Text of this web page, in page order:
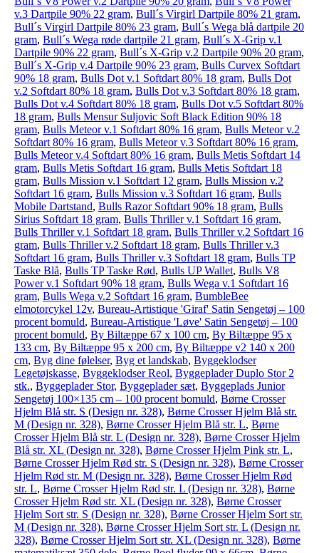
v.3 Dartpile 90% 22 gram, Bull´s Virgirl Dartpile 80% 21 gram,
Bull´s Virgirl Dartpile 80% 23 gram, Bull´s Wega blå dartpile 20
gram, Bull´s Wega røde dartpile 21 gram, Bull´s X-Grip v.1
Dartpile 90% 22 gram, Bull´s X-Grip v.2 Dartpile 90% 20 gram,
Bull´s X-Grip v.4 Dartpile 90% 23 gram, Bulls Curvex Softdart
90% 18 gram, Bulls Dot v.1 Softdart 80% 18 gram, Bulls Dot
v.2 Softdart 80% 18 gram, Bulls Dot v.3 Softdart 80% 18 gram,
Bulls Dot v.4 Softdart 80% 18 gram, Bulls Dot v.5 Softdart 80%
18 gram, Bulls Mensur Suljovic Soft Black Edition 90% 18
gram, Bulls Meteor v.1 Softdart 80% 16 gram, Bulls Meteor v.2
Softdart 80% 16 gram, Bulls Meteor v.3 Softdart 80% 16 gram,
Bulls Meteor v.4 Softdart 80% 16 gram, Bulls Metis Softdart 14
gram, Bulls Metis Softdart 16 gram, Bulls Metis Softdart 18
gram, Bulls Mission v.1 Softdart 12 gram, Bulls Mission v.2
Softdart 16 gram, Bulls Mission v.3 Softdart 16 gram, Bulls
Mobile Dartstand, Bulls Razor Softdart 90% 18 gram, Bulls
Sirius Softdart 18 gram, Bulls Thriller v.1 Softdart 16 gram,
Bulls Thriller v.1 Softdart 18 gram, Bulls Thriller v.2 Softdart 16
gram, Bulls Thriller v.2 Softdart 18 gram, Bulls Thriller v.3
Softdart 16 gram, Bulls Thriller v.3 Softdart 18 gram, Bulls TP
Taske Blå, Bulls TP Taske Rød, Bulls UP Wallet, Bulls V8
Power v.1 Softdart 90% 18 gram, Bulls Wega v.1 Softdart 16
gram, Bulls Wega v.2 Softdart 16 gram, BumbleBee
elmotorcykel 12v, Bureau-Artistique 'Giraf' Satin Sengetøj – 100
procent bomuld, Bureau-Artistique 'Løve' Satin Sengetøj – 100
procent bomuld, By Biltæppe 67 x 100 cm, By Biltæppe 95 x
133 cm, By Biltæppe 95 x 200 cm, By Biltæppe v2 140 x 200
cm, Byg dine følelser, Byg et landskab, Byggeklodser
Legetøjskasse, Byggeklodser Reol, Byggeplader Duplo Stor 2
stk., Byggeplader Stor, Byggeplader sæt, Byggeplads Junior
Sengetøj 100×135 cm – 100 procent bomuld, Børne Crosser
Hjelm Blå str. S (Design nr. 328), Børne Crosser Hjelm Blå str.
M (Design nr. 328), Børne Crosser Hjelm Blå str. L, Børne
Crosser Hjelm Blå str. L (Design nr. 328), Børne Crosser Hjelm
Blå str. XL (Design nr. 328), Børne Crosser Hjelm Pink str. L,
Børne Crosser Hjelm Rød str. S (Design nr. 328), Børne Crosser
Hjelm Rød str. M (Design nr. 328), Børne Crosser Hjelm Rød
str. L, Børne Crosser Hjelm Rød str. L (Design nr. 328), Børne
Crosser Hjelm Rød str. XL (Design nr. 328), Børne Crosser
Hjelm Sort str. S (Design nr. 328), Børne Crosser Hjelm Sort str.
M (Design nr. 328), Børne Crosser Hjelm Sort str. L (Design nr.
328), Børne Crosser Hjelm Sort str. XL (Design nr. 328), Børne